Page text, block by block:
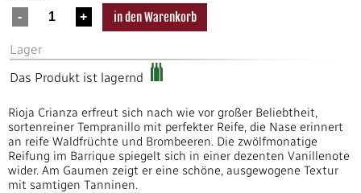
Lager
Das Produkt ist lagernd
Rioja Crianza erfreut sich nach wie vor großer Beliebtheit,
sortenreiner Tempranillo mit perfekter Reife, die Nase erinnert
an reife Waldfrüchte und Brombeeren. Die zwölfmonatige
Reifung im Barrique spiegelt sich in einer dezenten Vanillenote
wider. Am Gaumen zeigt er eine schöne, ausgewogene Textur
mit samtigen Tanninen.